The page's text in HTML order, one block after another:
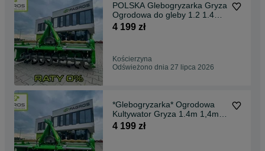
POLSKA Glebogryzarka Gryza
Ogrodowa do gleby 1.2 1.4
1.6 1.8 2.0 RATY
4 199 zł
Kościerzyna
Odświeżono dnia 27 lipca 2026
*Glebogryzarka* Ogrodowa
Kultywator Gryza 1.4m 1,4m
do gleby strumyk
4 199 zł